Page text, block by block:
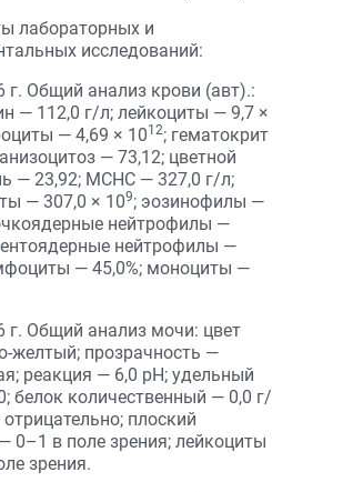
лабораторных и
исследований:
г. Общий анализ крови (авт).:
— 112,0 г/л; лейкоциты — 9,7 ×
— 4,69 × 1012; гематокрит
— 73,12; цветной
— 23,92; MCHC — 327,0 г/л;
— 307,0 × 109; эозинофилы —
нейтрофилы —
нейтрофилы —
— 45,0%; моноциты —
г. Общий анализ мочи: цвет
желтый; прозрачность —
реакция — 6,0 pH; удельный
белок количественный — 0,0 г/
плоский
0–1 в поле зрения; лейкоциты
зрения.